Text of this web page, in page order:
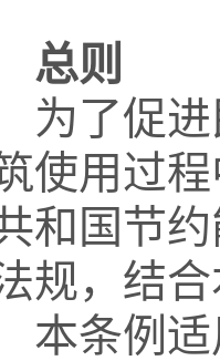
总则
促进民
使用过
和国节
规，结
例适用